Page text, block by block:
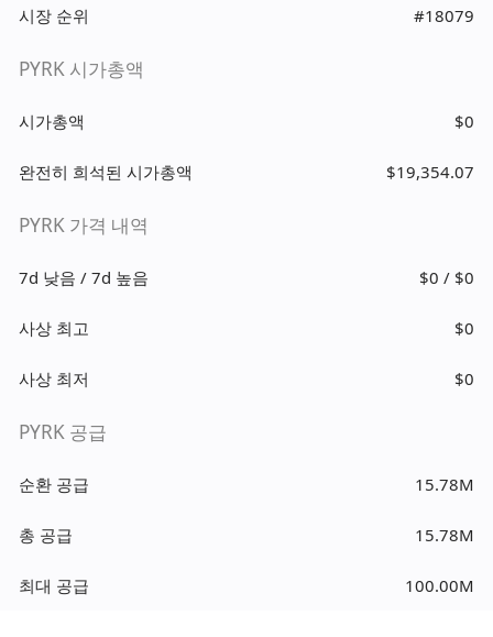
시장 순위 #18079
PYRK 시가총액
시가총액 $0
완전히 희석된 시가총액 $19,354.07
PYRK 가격 내역
7d 낮음 / 7d 높음 $0 / $0
사상 최고 $0
사상 최저 $0
PYRK 공급
순환 공급 15.78M
총 공급 15.78M
최대 공급 100.00M